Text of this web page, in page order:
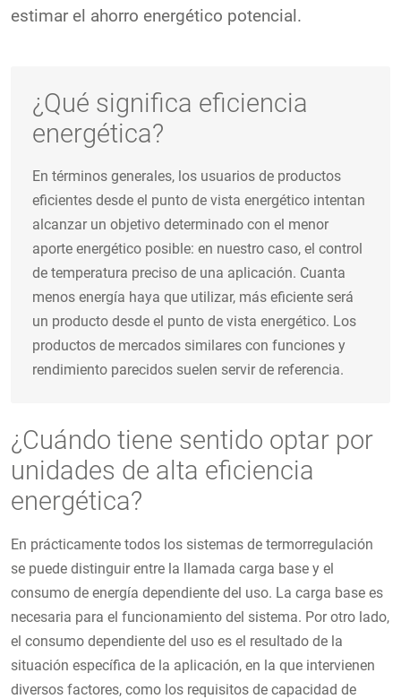
estimar el ahorro energético potencial.
¿Qué significa eficiencia
energética?
En términos generales, los usuarios de productos
eficientes desde el punto de vista energético intentan
alcanzar un objetivo determinado con el menor
aporte energético posible: en nuestro caso, el control
de temperatura preciso de una aplicación. Cuanta
menos energía haya que utilizar, más eficiente será
un producto desde el punto de vista energético. Los
productos de mercados similares con funciones y
rendimiento parecidos suelen servir de referencia.
¿Cuándo tiene sentido optar por
unidades de alta eficiencia
energética?
En prácticamente todos los sistemas de termorregulación
se puede distinguir entre la llamada carga base y el
consumo de energía dependiente del uso. La carga base es
necesaria para el funcionamiento del sistema. Por otro lado,
el consumo dependiente del uso es el resultado de la
situación específica de la aplicación, en la que intervienen
diversos factores, como los requisitos de capacidad de